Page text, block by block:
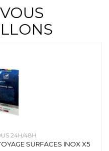
24H/48H
SURFACES INOX X5